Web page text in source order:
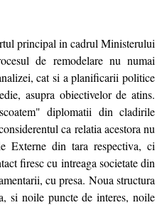
principal in cadrul Ministerului
de remodelare nu numai
cat si a planificarii politice
asupra obiectivelor de atins.
diplomatii din cladirile
ca relatia acestora nu
Externe din tara respectiva, ci
firesc cu intreaga societate din
cu presa. Noua structura
si noile puncte de interes, noile